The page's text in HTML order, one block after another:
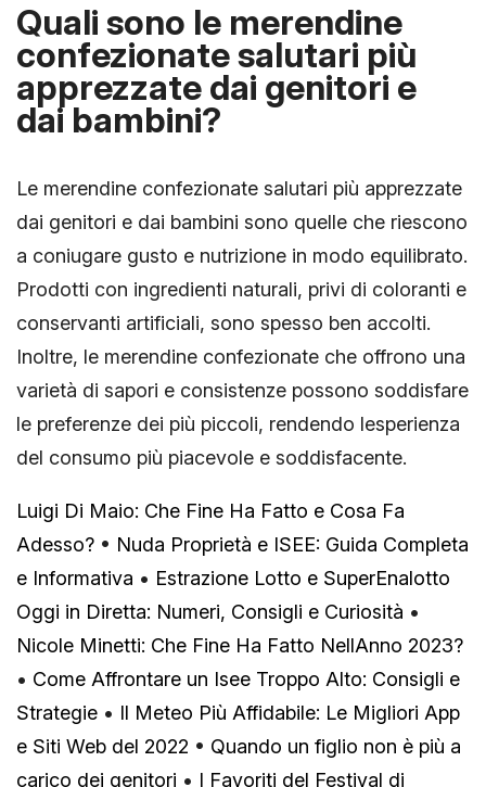
Quali sono le merendine
confezionate salutari più
apprezzate dai genitori e
dai bambini?
Le merendine confezionate salutari più apprezzate
dai genitori e dai bambini sono quelle che riescono
a coniugare gusto e nutrizione in modo equilibrato.
Prodotti con ingredienti naturali, privi di coloranti e
conservanti artificiali, sono spesso ben accolti.
Inoltre, le merendine confezionate che offrono una
varietà di sapori e consistenze possono soddisfare
le preferenze dei più piccoli, rendendo lesperienza
del consumo più piacevole e soddisfacente.
Luigi Di Maio: Che Fine Ha Fatto e Cosa Fa
Adesso? • Nuda Proprietà e ISEE: Guida Completa
e Informativa • Estrazione Lotto e SuperEnalotto
Oggi in Diretta: Numeri, Consigli e Curiosità •
Nicole Minetti: Che Fine Ha Fatto NellAnno 2023?
• Come Affrontare un Isee Troppo Alto: Consigli e
Strategie • Il Meteo Più Affidabile: Le Migliori App
e Siti Web del 2022 • Quando un figlio non è più a
carico dei genitori • I Favoriti del Festival di